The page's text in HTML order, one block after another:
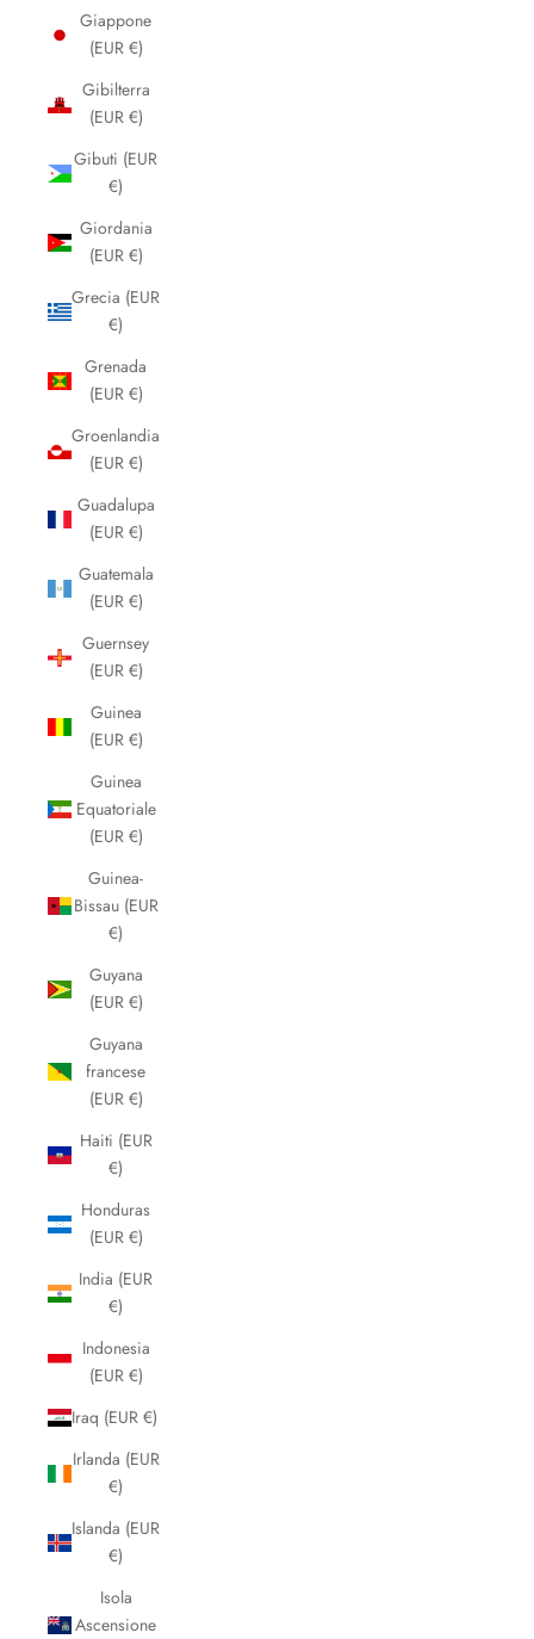
Giappone
(EUR €)
Gibilterra
(EUR €)
Gibuti (EUR
€)
Giordania
(EUR €)
Grecia (EUR
€)
Grenada
(EUR €)
Groenlandia
(EUR €)
Guadalupa
(EUR €)
Guatemala
(EUR €)
Guernsey
(EUR €)
Guinea
(EUR €)
Guinea
Equatoriale
(EUR €)
Guinea-
Bissau (EUR
€)
Guyana
(EUR €)
Guyana
francese
(EUR €)
Haiti (EUR
€)
Honduras
(EUR €)
India (EUR
€)
Indonesia
(EUR €)
Iraq (EUR €)
Irlanda (EUR
€)
Islanda (EUR
€)
Isola
Ascensione